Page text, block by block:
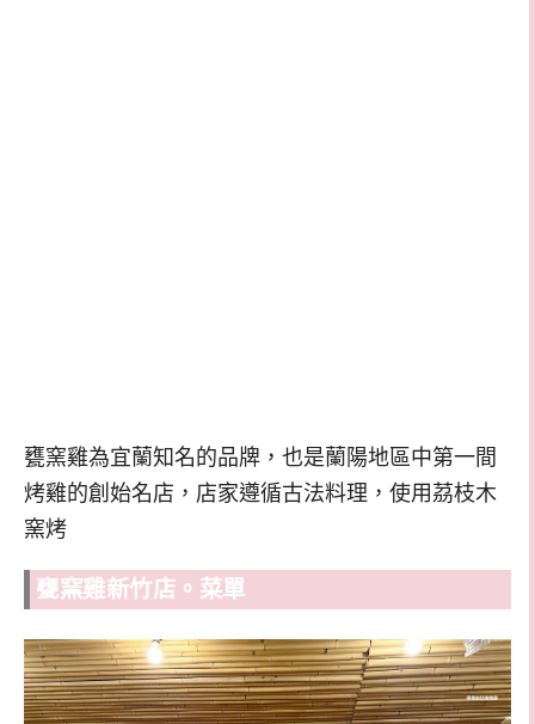
甕窯雞為宜蘭知名的品牌，也是蘭陽地區中第一間
烤雞的創始名店，店家遵循古法料理，使用茘枝木
窯烤
甕窯雞新竹店。菜單